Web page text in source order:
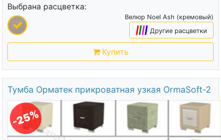
Выбрана расцветка:
Велюр Noel Ash (кремовый)
|||| Другие расцветки
Купить
Тумба Орматек прикроватная узкая OrmaSoft-2
-25%